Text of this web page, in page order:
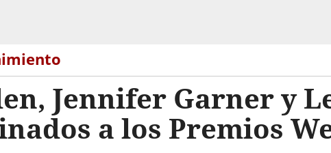
Jennifer Garner y
a los Premios